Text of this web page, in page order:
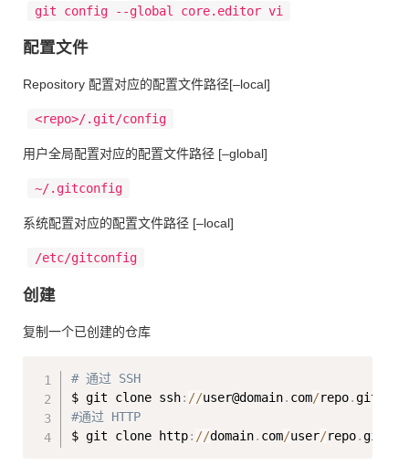
git config --global core.editor vi
配置文件
Repository 配置对应的配置文件路径[–local]
<repo>/.git/config
用户全局配置对应的配置文件路径 [–global]
~/.gitconfig
系统配置对应的配置文件路径 [–local]
/etc/gitconfig
创建
复制一个已创建的仓库
# 通过 SSH
$ git clone ssh: //user@domain. com/repo.
#通过 HTTP
$ git clone http: //domain. com/user/repo.